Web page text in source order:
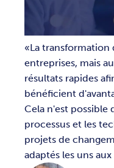
La transformation
entreprises, mais
résultats rapides
bénéficient
Cela n'est possible
processus et les
projets de
adaptés les uns aux